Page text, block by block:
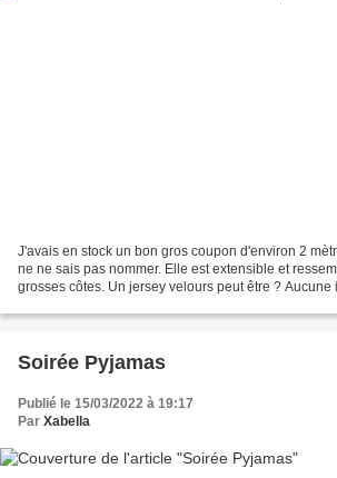
J'avais en stock un bon gros coupon d'environ 2
ne ne sais pas nommer. Elle est extensible et
grosses côtes. Un jersey velours peut être ?
Soirée Pyjamas
Publié le 15/03/2022 à 19:17
Par Xabella